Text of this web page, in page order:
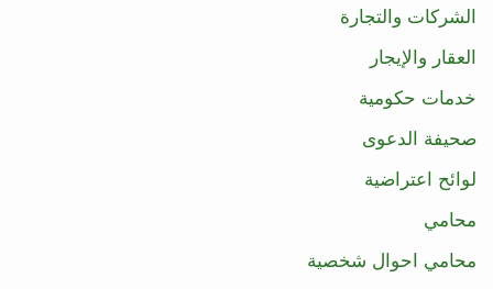
الشركات والتجارة
العقار والإيجار
خدمات حكومية
صحيفة الدعوى
لوائح اعتراضية
محامي
محامي احوال شخصية